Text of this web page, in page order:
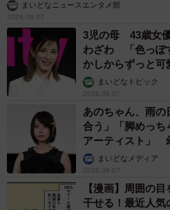
まいどなニュースエンタメ部
2026.08.07
3児の母 43歳女
わざわ 「色っぽ
かしからずっと可
まいどなトピック
2026.08.07
あのちゃん、雨
合う」「脚めっち
アーティスト」
まいどなメディア
2026.08.07
【漫画】周囲の
干せる！最近人